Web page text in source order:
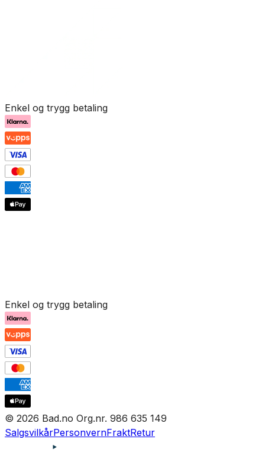
Enkel og trygg betaling
Enkel og trygg betaling
© 2026 Bad.no Org.nr. 986 635 149
SalgsvilkårPersonvernFraktRetur